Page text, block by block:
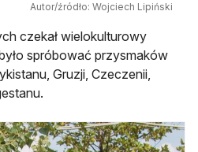
Autor/źródło: Wojciech Lipiński
czekał wielokulturowy
spróbować przysmaków
Gruzji, Czeczenii,